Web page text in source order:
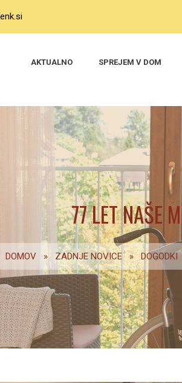
AKTUALNO SPREJEM V DOM
77 LET NAŠE
DOMOV » ZADNJE NOVICE » DOGODKI